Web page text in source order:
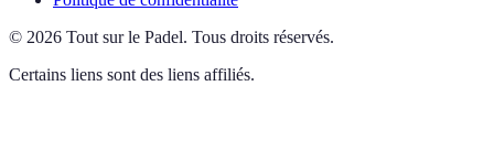
© 2026 Tout sur le Padel. Tous droits réservés.
Certains liens sont des liens affiliés.